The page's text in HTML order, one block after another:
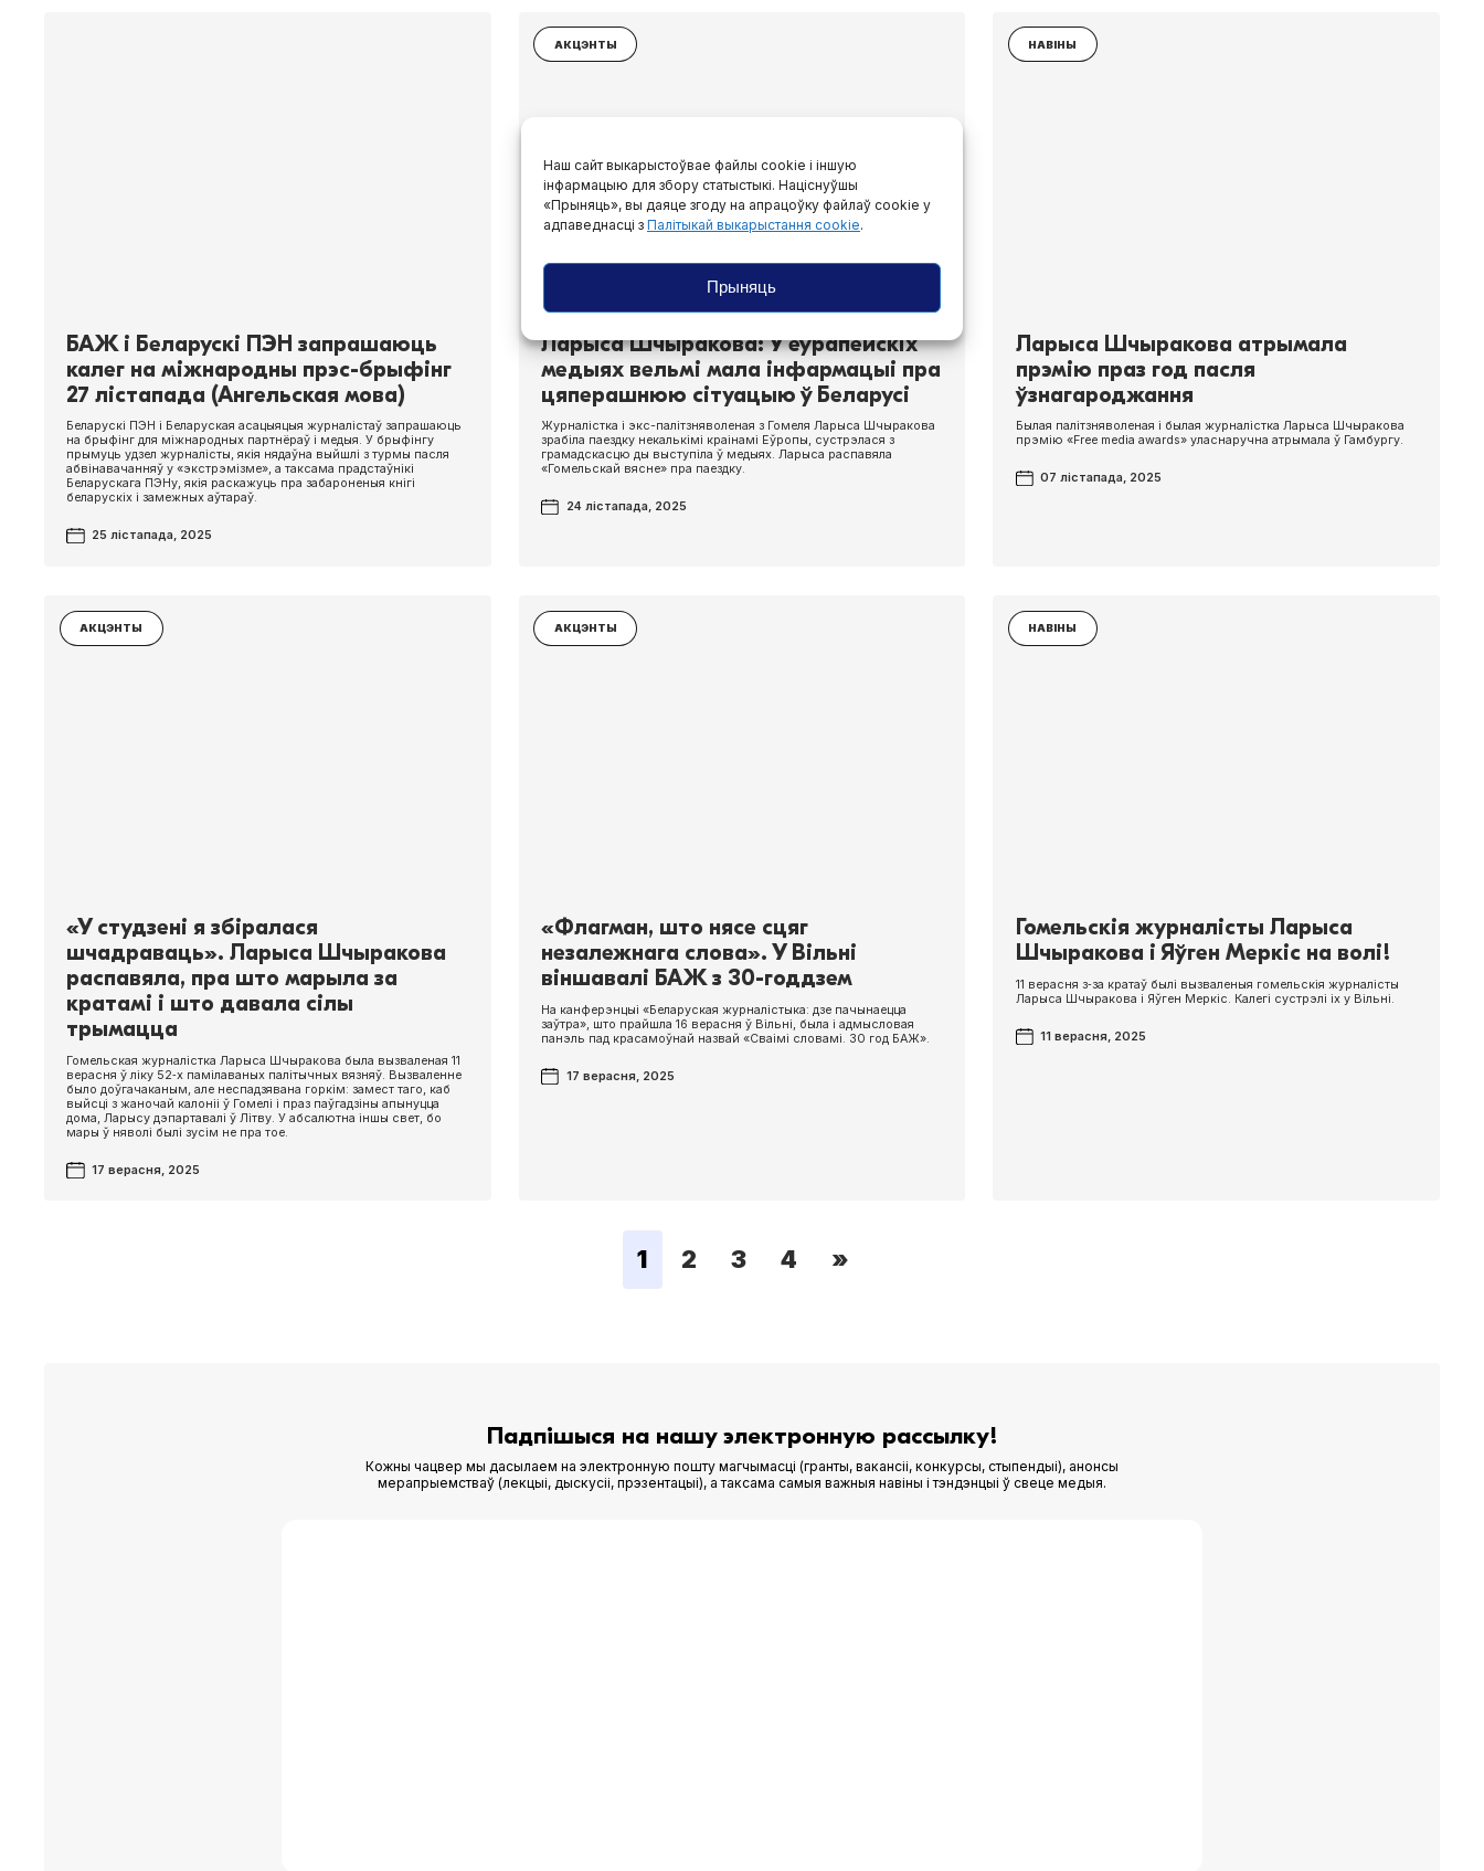
Наш сайт выкарыстоўвае файлы cookie і іншую
інфармацыю для збору статыстыкі. Націснуўшы
«Прыняць», вы даяце згоду на апрацоўку файлаў cookie у
адпаведнасці з Палітыкай выкарыстання cookie.
Прыняць
БАЖ і Беларускі ПЭН запрашаюць
калег на міжнародны прэс-брыфінг
27 лістапада (Ангельская мова)
Беларускі ПЭН і Беларуская асацыяцыя журналістаў запрашаюць
на брыфінг для міжнародных партнёраў і медыя. У брыфінгу
прымуць удзел журналісты, якія нядаўна выйшлі з турмы пасля
абвінавачанняў у «экстрэмізме», а таксама прадстаўнікі
Беларускага ПЭНу, якія раскажуць пра забароненыя кнігі
беларускіх і замежных аўтараў.
25 лістапада, 2025
АКЦЭНТЫ
Ларыса Шчыракова: У еўрапейскіх
медыях вельмі мала інфармацыі пра
цяперашнюю сітуацыю ў Беларусі
Журналістка і экс-палітзняволеная з Гомеля Ларыса Шчыракова
зрабіла паездку некалькімі краінамі Еўропы, сустрэлася з
грамадскасцю ды выступіла ў медыях. Ларыса распавяла
«Гомельскай вясне» пра паездку.
24 лістапада, 2025
НАВІНЫ
Ларыса Шчыракова атрымала
прэмію праз год пасля
ўзнагароджання
Былая палітзняволеная і былая журналістка Ларыса Шчыракова
прэмію «Free media awards» уласнаручна атрымала ў Гамбургу.
07 лістапада, 2025
АКЦЭНТЫ
«У студзені я збіралася
шчадраваць». Ларыса Шчыракова
распавяла, пра што марыла за
кратамі і што давала сілы
трымацца
Гомельская журналістка Ларыса Шчыракова была вызваленая 11
верасня ў ліку 52‑х памілаваных палітычных вязняў. Вызваленне
было доўгачаканым, але неспадзявана горкім: замест таго, каб
выйсці з жаночай калоніі ў Гомелі і праз паўгадзіны апынуцца
дома, Ларысу дэпартавалі ў Літву. У абсалютна іншы свет, бо
мары ў няволі былі зусім не пра тое.
17 верасня, 2025
АКЦЭНТЫ
«Флагман, што нясе сцяг
незалежнага слова». У Вільні
віншавалі БАЖ з 30-годдзем
На канферэнцыі «Беларуская журналістыка: дзе пачынаецца
заўтра», што прайшла 16 верасня ў Вільні, была і адмысловая
панэль пад красамоўнай назвай «Сваімі словамі. 30 год БАЖ».
17 верасня, 2025
НАВІНЫ
Гомельскія журналісты Ларыса
Шчыракова і Яўген Меркіс на волі!
11 верасня з‑за кратаў былі вызваленыя гомельскія журналісты
Ларыса Шчыракова і Яўген Меркіс. Калегі сустрэлі іх у Вільні.
11 верасня, 2025
1 2 3 4 »
Падпішыся на нашу электронную рассылку!
Кожны чацвер мы дасылаем на электронную пошту магчымасці (гранты, вакансіі, конкурсы, стыпендыі), анонсы
мерапрыемстваў (лекцыі, дыскусіі, прэзентацыі), а таксама самыя важныя навіны і тэндэнцыі ў свеце медыя.